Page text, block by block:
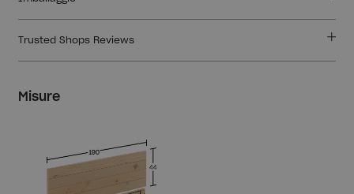
Misure
Trusted Shops Reviews